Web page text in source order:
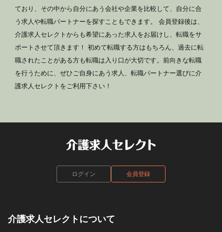
ており、その中から自分にあう会社や企業を比較して、自分に合
う求人や転職パートナーを探すこともできます。 会員登録後は、
介護求人セレクトからも希望にあった求人をお届けし、転職をサ
ポートさせて頂きます！ 初めて転職する方はもちろん、過去に転
職されたことがある方も転職は入り口が大切です。前向きな転職
を行うために、ぜひご自身にあう求人、転職パートナー選びに介
護求人セレクトをご利用下さい！
ログイン 会員登録
介護求人セレクトについて